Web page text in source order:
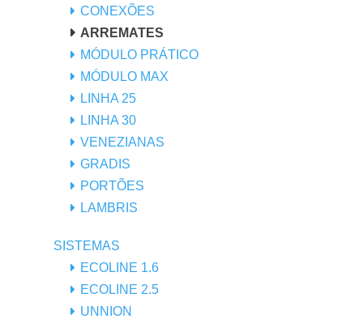
CONEXÕES
ARREMATES
MÓDULO PRÁTICO
MÓDULO MAX
LINHA 25
LINHA 30
VENEZIANAS
GRADIS
PORTÕES
LAMBRIS
SISTEMAS
ECOLINE 1.6
ECOLINE 2.5
UNNION